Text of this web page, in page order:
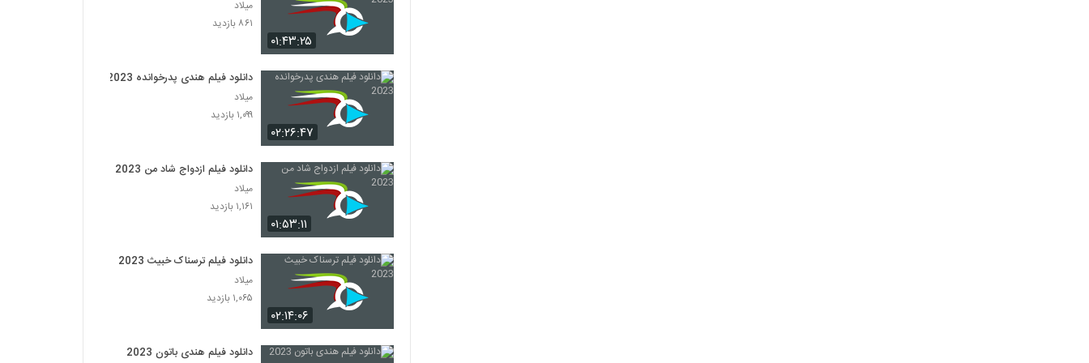
۰۱:۴۳:۲۵
میلاد
۸۶۱ بازدید
۰۲:۲۶:۴۷
دانلود فیلم هندی پدرخوانده 2023
میلاد
۱,۰۹۹ بازدید
۰۱:۵۳:۱۱
دانلود فیلم ازدواج شاد من 2023
میلاد
۱,۱۶۱ بازدید
۰۲:۱۴:۰۶
دانلود فیلم ترسناک خبیث 2023
میلاد
۱,۰۶۵ بازدید
دانلود فیلم هندی باتون 2023